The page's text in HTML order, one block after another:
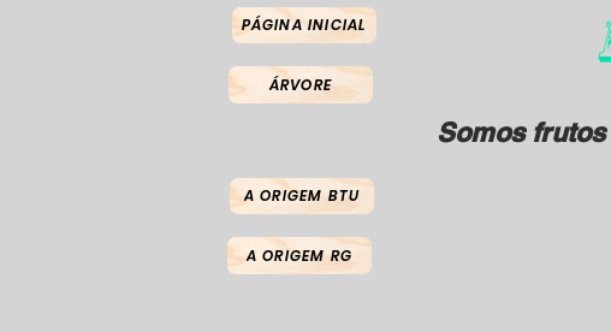
PÁGINA INICIAL
ÁRVORE
Somos
A ORIGEM BTU
A ORIGEM RG